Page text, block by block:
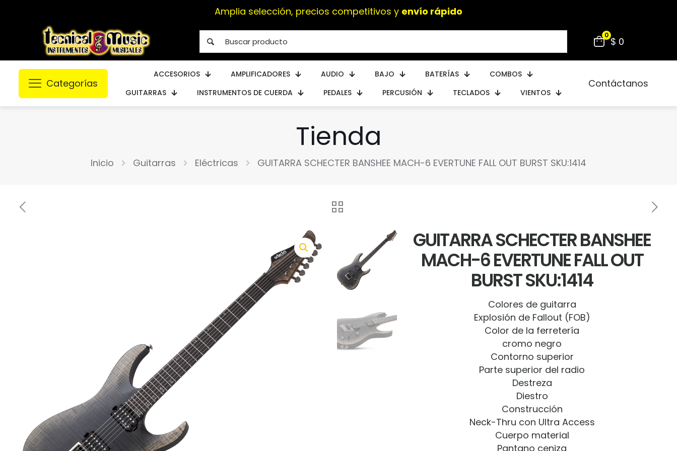
0 $ 0
Categorías
ACCESORIOS AMPLIFICADORES AUDIO BAJO BATERÍAS
COMBOS
GUITARRAS
INSTRUMENTOS DE CUERDA PEDALES PERCUSIÓN TECLADOS VIENTOS
Contáctanos
Tienda
Inicio Guitarras Eléctricas GUITARRA SCHECTER BANSHEE MACH-6 EVERTUNE FALL OUT BURST SKU:1414
GUITARRA SCHECTER BANSHEE
MACH-6 EVERTUNE FALL OUT
BURST SKU:1414
Colores de guitarra
Explosión de Fallout (FOB)
Color de la ferretería
cromo negro
Contorno superior
Parte superior del radio
Destreza
Diestro
Construcción
Neck-Thru con Ultra Access
Cuerpo material
Pantano ceniza